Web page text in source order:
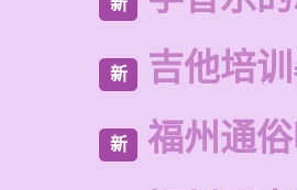
新
新 吉他培
新 福州通